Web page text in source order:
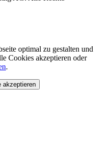
optimal zu gestalten und
Cookies akzeptieren oder
.
akzeptieren